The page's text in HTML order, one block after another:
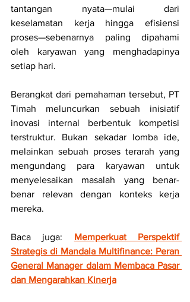
tantangan nyata—mulai dari
keselamatan kerja hingga efisiensi
proses—sebenarnya paling dipahami
oleh karyawan yang menghadapinya
setiap hari.
Berangkat dari pemahaman tersebut, PT
Timah meluncurkan sebuah inisiatif
inovasi internal berbentuk kompetisi
terstruktur. Bukan sekadar lomba ide,
melainkan sebuah proses terarah yang
mengundang para karyawan untuk
menyelesaikan masalah yang benar-
benar relevan dengan konteks kerja
mereka.
Baca juga: Memperkuat Perspektif
Strategis di Mandala Multifinance: Peran
General Manager dalam Membaca Pasar
dan Mengarahkan Kinerja